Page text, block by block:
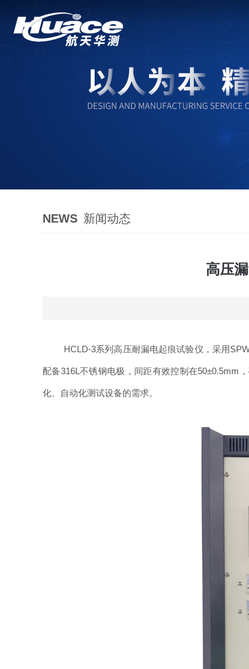
NEWS 新闻动态
高压
HCLD-3系列高压耐漏电起痕试验仪，采用
配备316L不锈钢电极，间距有效控制在50±0.5mm
化、自动化测试设备的需求。